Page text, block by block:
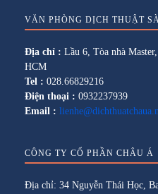
VĂN PHÒNG DỊCH THUẬT
Địa chỉ : Lầu 6, Tòa nhà
HCM
Tel : 028.66829216
Điện thoại : 0932237939
Email :
CÔNG TY CỔ PHẦN CHÂU Á
Địa chỉ: 34 Nguyễn Thái Học,